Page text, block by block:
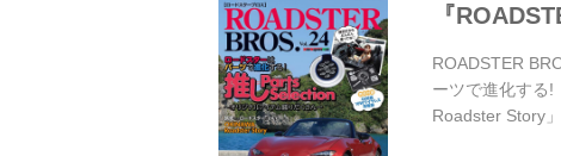
『
ROADSTER
ーツで進化する!
Roadster Story